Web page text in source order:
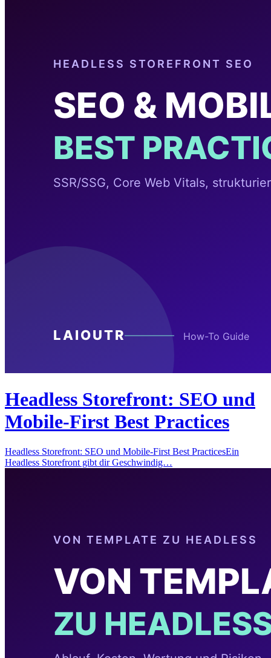
Headless Storefront: SEO und
Mobile-First Best Practices
Headless Storefront: SEO und Mobile-First Best PracticesEin
Headless Storefront gibt dir Geschwindig…